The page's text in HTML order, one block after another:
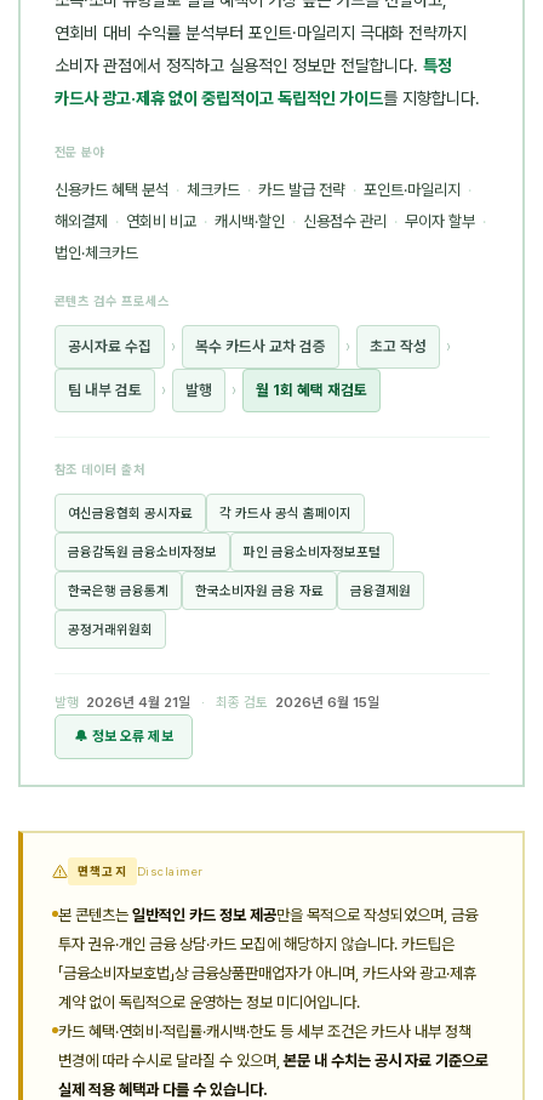
연회비 대비 수익률 분석부터 포인트·마일리지 극대화 전략까지
소비자 관점에서 정직하고 실용적인 정보만 전달합니다. 특정
카드사 광고·제휴 없이 중립적이고 독립적인 가이드를 지향합니다.
전문 분야
신용카드 혜택 분석 · 체크카드 · 카드 발급 전략 · 포인트·마일리지 ·
해외결제 · 연회비 비교 · 캐시백·할인 · 신용점수 관리 · 무이자 할부 ·
법인·체크카드
콘텐츠 검수 프로세스
공시자료 수집 › 복수 카드사 교차 검증 › 초고 작성 ›
팀 내부 검토 › 발행 › 월 1회 혜택 재검토
참조 데이터 출처
여신금융협회 공시자료 각 카드사 공식 홈페이지
금융감독원 금융소비자정보 파인 금융소비자정보포털
한국은행 금융통계 한국소비자원 금융 자료 금융결제원
공정거래위원회
발행 2026년 4월 21일 · 최종 검토
2026년 6월 15일
🔔 정보 오류 제보
면책고지 Disclaimer
본 콘텐츠는 일반적인 카드 정보 제공만을 목적으로 작성되었으며, 금융
투자 권유·개인 금융 상담·카드 모집에 해당하지 않습니다. 카드팁은
「금융소비자보호법」상 금융상품판매업자가 아니며, 카드사와 광고·제휴
계약 없이 독립적으로 운영하는 정보 미디어입니다.
카드 혜택·연회비·적립률·캐시백·한도 등 세부 조건은 카드사 내부 정책
변경에 따라 수시로 달라질 수 있으며,본문 내 수치는 공시 자료 기준으로
실제 적용 혜택과 다를 수 있습니다.